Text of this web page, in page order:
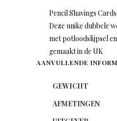
Pencil Shavings Cards.
Deze unike dubbele
met potloodslijpsel
gemaakt in de UK
AANVULLENDE
GEWICHT
AFMETINGEN